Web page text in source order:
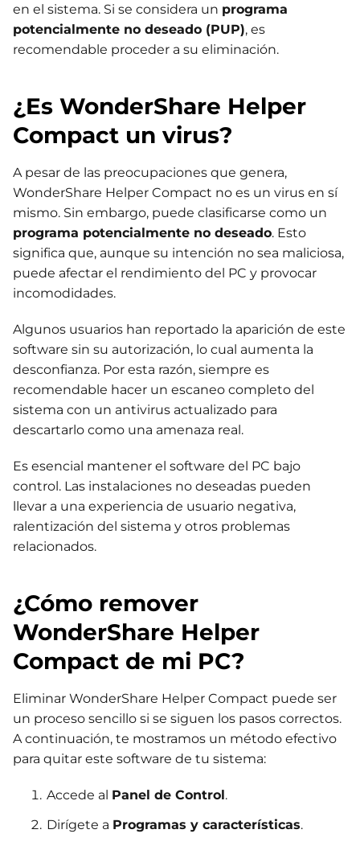
en el sistema. Si se considera un programa
potencialmente no deseado (PUP), es
recomendable proceder a su eliminación.
¿Es WonderShare Helper
Compact un virus?
A pesar de las preocupaciones que genera,
WonderShare Helper Compact no es un virus en sí
mismo. Sin embargo, puede clasificarse como un
programa potencialmente no deseado. Esto
significa que, aunque su intención no sea maliciosa,
puede afectar el rendimiento del PC y provocar
incomodidades.
Algunos usuarios han reportado la aparición de este
software sin su autorización, lo cual aumenta la
desconfianza. Por esta razón, siempre es
recomendable hacer un escaneo completo del
sistema con un antivirus actualizado para
descartarlo como una amenaza real.
Es esencial mantener el software del PC bajo
control. Las instalaciones no deseadas pueden
llevar a una experiencia de usuario negativa,
ralentización del sistema y otros problemas
relacionados.
¿Cómo remover
WonderShare Helper
Compact de mi PC?
Eliminar WonderShare Helper Compact puede ser
un proceso sencillo si se siguen los pasos correctos.
A continuación, te mostramos un método efectivo
para quitar este software de tu sistema:
Accede al Panel de Control.
Dirígete a Programas y características.